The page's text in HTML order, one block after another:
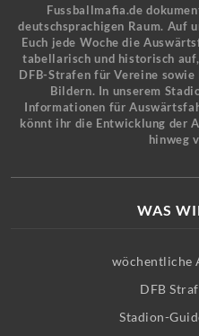
Fussballmafia.de
deutschsprachigen Raum. Auf
Euch jede Woche die
tabellarisch und historisch
DFB-Strafen für Vereine
Bildern. In unserem
Informationen für
könnt ihr die Entwicklung der
hinweg
WAS
wöchentliche
DFB
Stadion-